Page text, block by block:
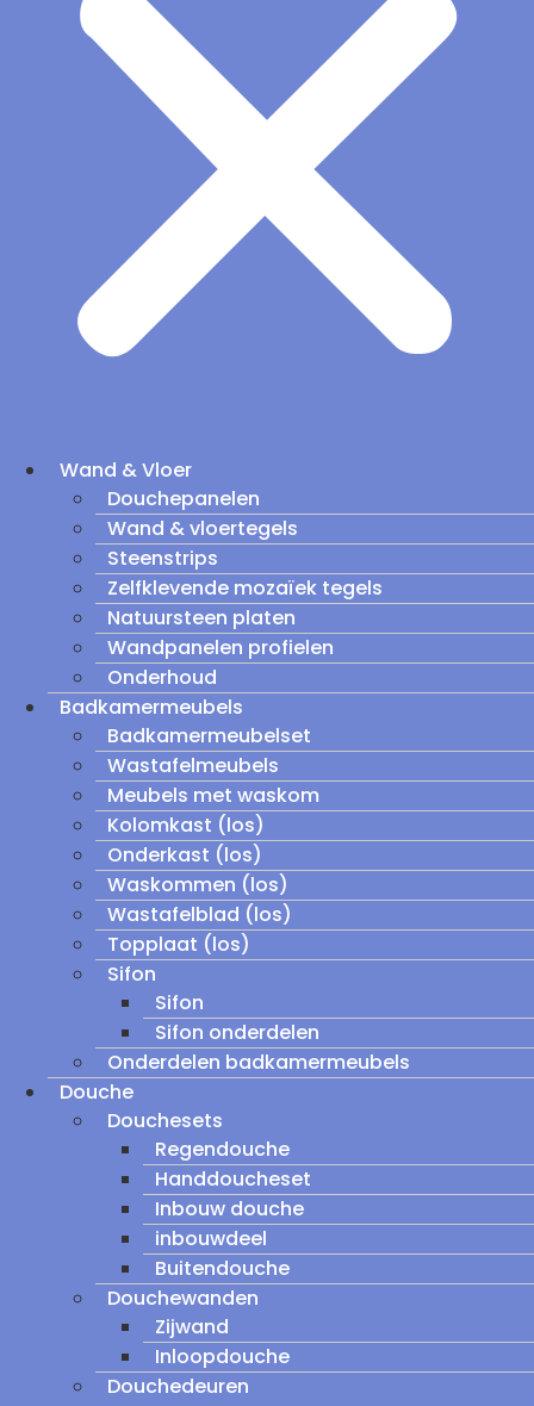
Wand & Vloer
Douchepanelen
Wand & vloertegels
Steenstrips
Zelfklevende mozaïek tegels
Natuursteen platen
Wandpanelen profielen
Onderhoud
Badkamermeubels
Badkamermeubelset
Wastafelmeubels
Meubels met waskom
Kolomkast (los)
Onderkast (los)
Waskommen (los)
Wastafelblad (los)
Topplaat (los)
Sifon
Sifon
Sifon onderdelen
Onderdelen badkamermeubels
Douche
Douchesets
Regendouche
Handdoucheset
Inbouw douche
inbouwdeel
Buitendouche
Douchewanden
Zijwand
Inloopdouche
Douchedeuren